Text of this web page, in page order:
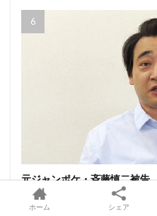
元ジャンポケ・斉藤慎二被告
求刑…SNSでは「7年？被害
は厳しくて外人には甘い国」
ホーム シェア